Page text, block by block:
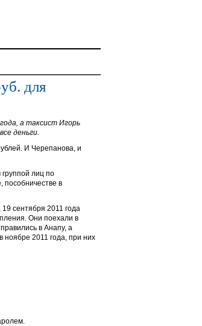
для
а таксист Игорь
деньги.
И Черепанова, и
лиц по
пособничестве в
сентября 2011 года
Они поехали в
в Анапу, а
ноябре 2011 года, при них